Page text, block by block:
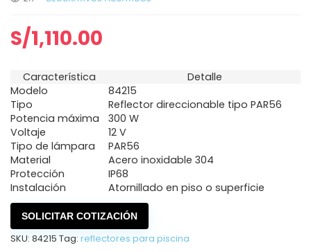
S/1,110.00
Característica
Detalle
Modelo
84215
Tipo
Reflector direccionable tipo PAR56
Potencia máxima
300 W
Voltaje
12 V
Tipo de lámpara
PAR56
Material
Acero inoxidable 304
Protección
IP68
Instalación
Atornillado en piso o superficie
SOLICITAR COTIZACIÓN
SKU: 84215 Tag: reflectores para piscina